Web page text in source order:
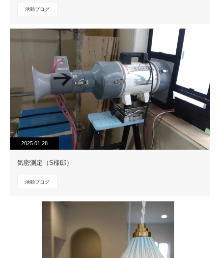
活動ブログ
2025.01.28
気密測定（S様邸）
活動ブログ